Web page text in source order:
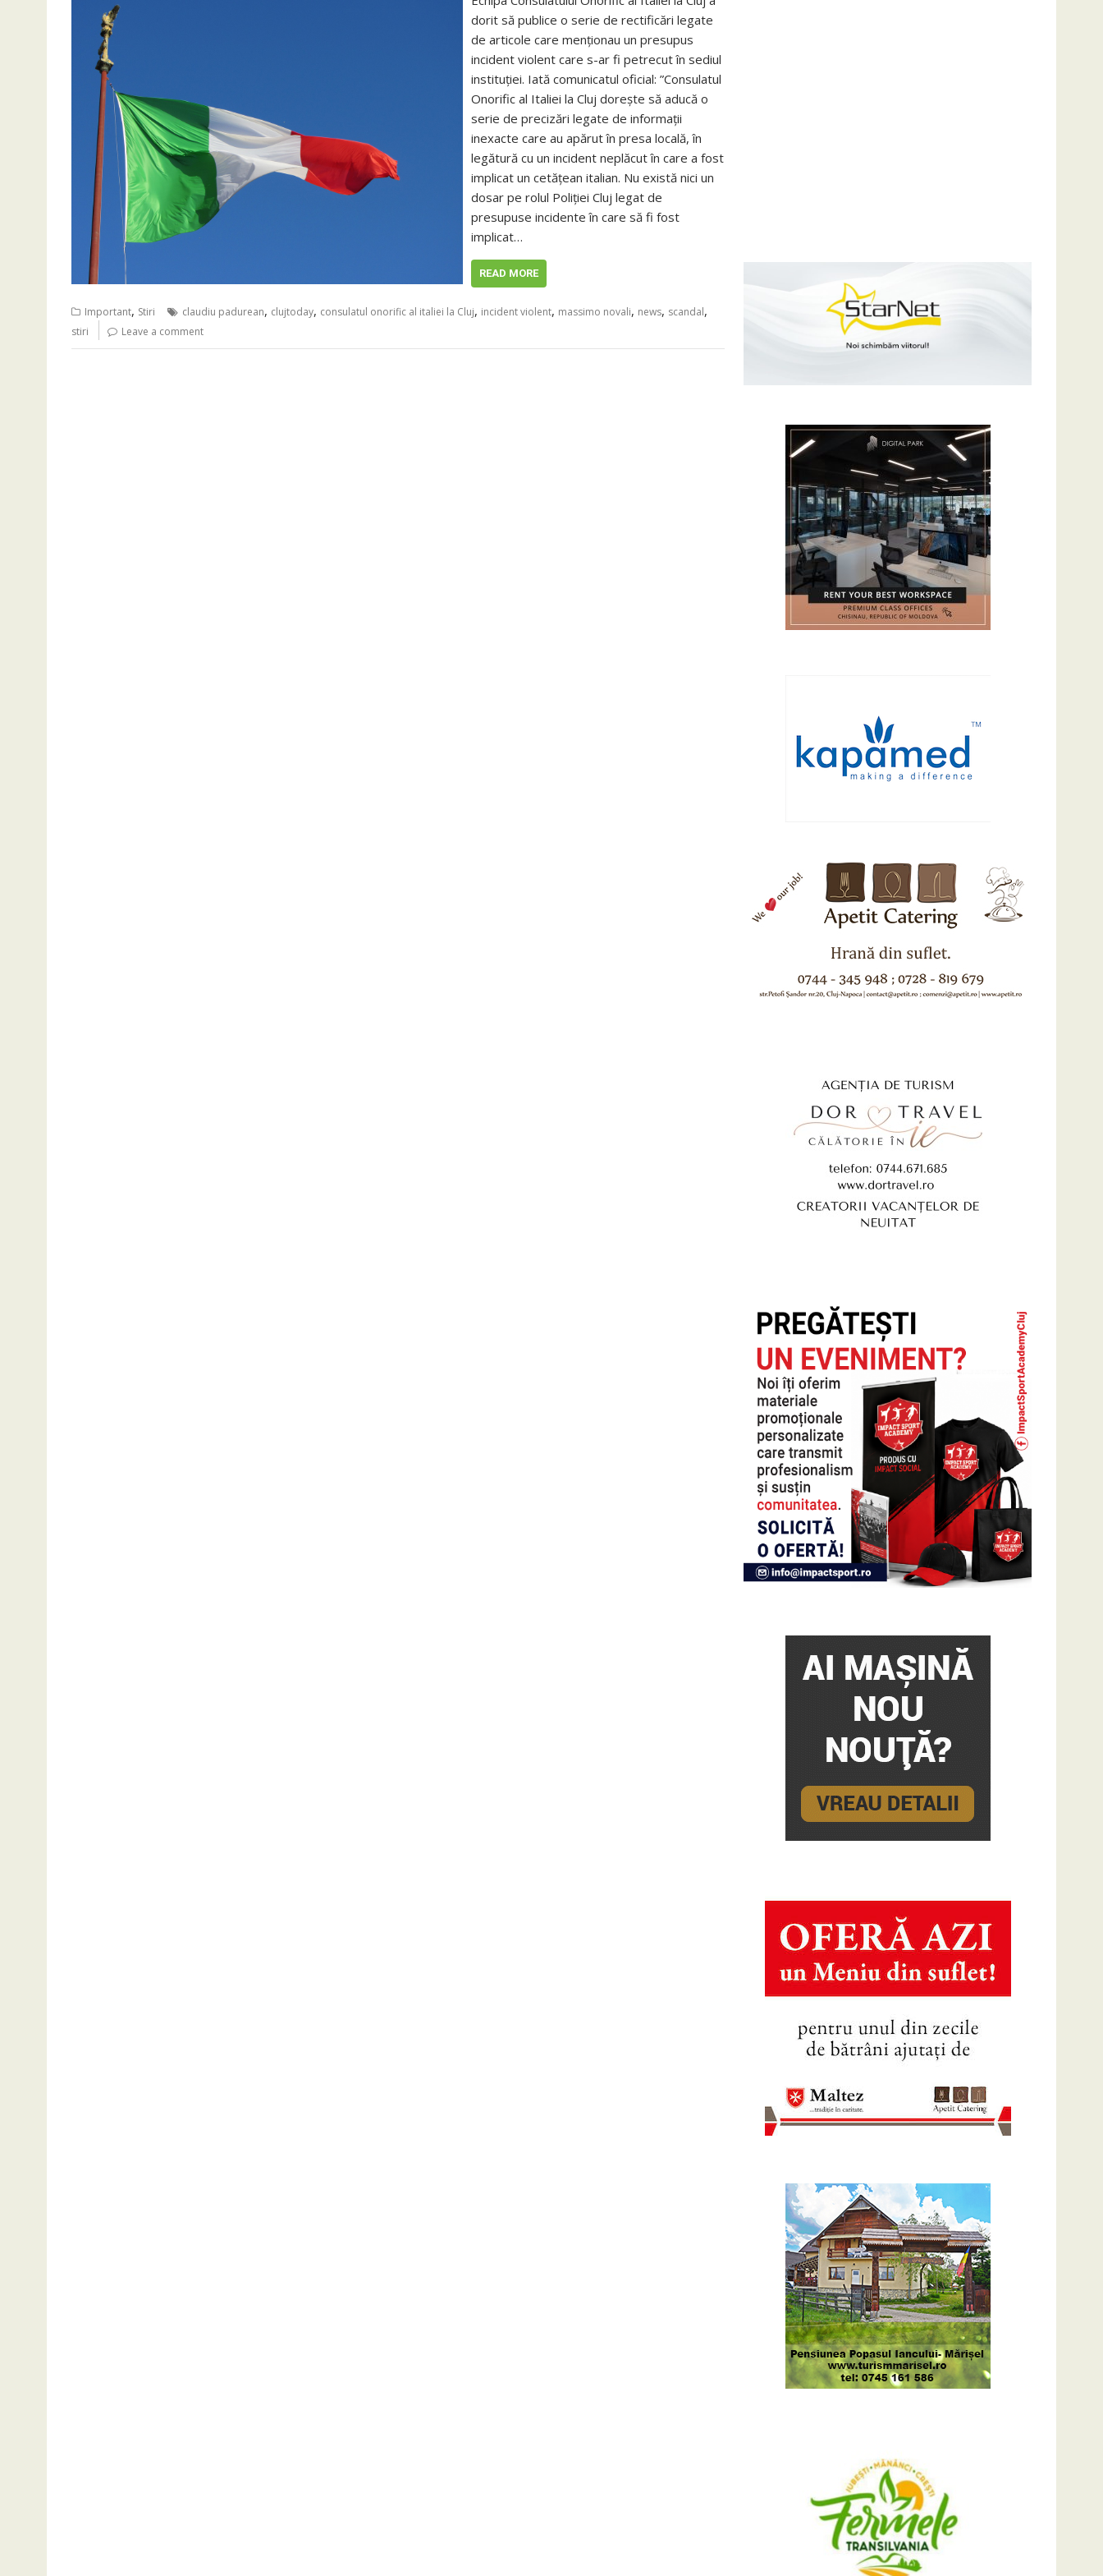
dorit să publice o serie de rectificări legate
de articole care menționau un presupus
incident violent care s-ar fi petrecut în sediul
instituției. Iată comunicatul oficial: ”Consulatul
Onorific al Italiei la Cluj dorește să aducă o
serie de precizări legate de informații
inexacte care au apărut în presa locală, în
legătură cu un incident neplăcut în care a fost
implicat un cetățean italian. Nu există nici un
dosar pe rolul Poliției Cluj legat de
presupuse incidente în care să fi fost
implicat…
READ MORE
Important, Stiri claudiu padurean, clujtoday, consulatul onorific al italiei la Cluj, incident violent, massimo novali, news, scandal,
stiri Leave a comment